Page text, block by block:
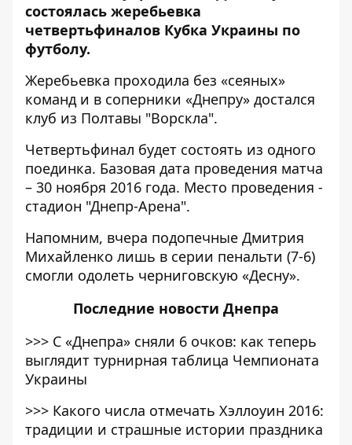
состоялась жеребьевка
четвертьфиналов Кубка Украины по
футболу.
Жеребьевка проходила без «сеяных»
команд и в соперники «Днепру» достался
клуб из Полтавы "Ворскла".
Четвертьфинал будет состоять из одного
поединка. Базовая дата проведения матча
– 30 ноября 2016 года. Место проведения -
стадион "Днепр-Арена".
Напомним, вчера подопечные Дмитрия
Михайленко лишь в серии пенальти (7-6)
смогли одолеть черниговскую «Десну».
Последние новости Днепра
>>> С «Днепра» сняли 6 очков: как теперь
выглядит турнирная таблица Чемпионата
Украины
>>> Какого числа отмечать Хэллоуин 2016:
традиции и страшные истории праздника